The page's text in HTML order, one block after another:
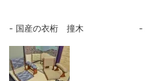
国産の衣桁 撞木